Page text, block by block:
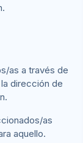
as a través de
dirección de
as
aquello.